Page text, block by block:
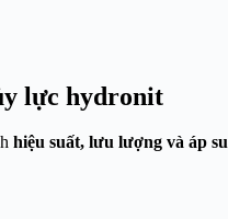
lực hydronit
hiệu suất, lưu lượng và áp